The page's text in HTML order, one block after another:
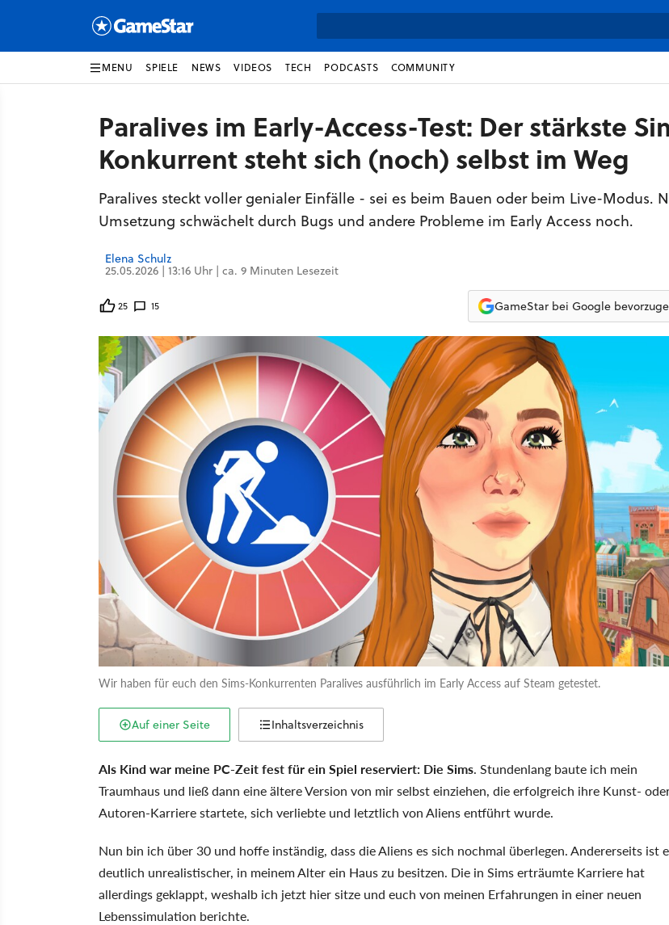
MENU SPIELE NEWS VIDEOS TECH PODCASTS COMMUNITY
Paralives im Early-Access-Test: Der stärkste
Konkurrent steht sich (noch) selbst im Weg
Paralives steckt voller genialer Einfälle - sei es beim Bauen oder beim Live-Modus.
Umsetzung schwächelt durch Bugs und andere Probleme im Early Access noch.
Elena Schulz
25.05.2026 | 13:16 Uhr | ca. 9 Minuten Lesezeit
25 15 GameStar bei Google
Wir haben für euch den Sims-Konkurrenten Paralives ausführlich im Early Access auf Steam getestet.
Auf einer Seite Inhaltsverzeichnis
Als Kind war meine PC-Zeit fest für ein Spiel reserviert: Die Sims. Stundenlang baute ich mein
Traumhaus und ließ dann eine ältere Version von mir selbst einziehen, die erfolgreich ihre Kunst-
Autoren-Karriere startete, sich verliebte und letztlich von Aliens entführt wurde.
Nun bin ich über 30 und hoffe inständig, dass die Aliens es sich nochmal überlegen. Andererseits ist
deutlich unrealistischer, in meinem Alter ein Haus zu besitzen. Die in Sims erträumte Karriere hat
allerdings geklappt, weshalb ich jetzt hier sitze und euch von meinen Erfahrungen in einer neuen
Lebenssimulation berichte.